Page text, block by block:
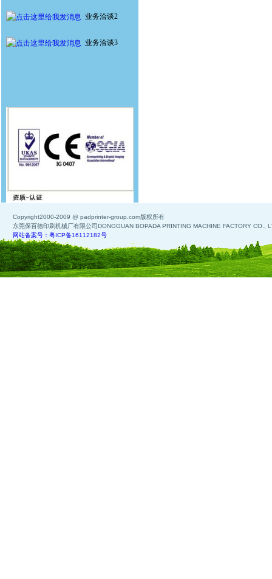
业务洽谈2
业务洽谈3
Copyright2000-2009 @ padprinter-group.com版权所有
东莞保百德印刷机械厂有限公司DONGGUAN BOPADA PRINTING MACHINE FACTORY CO.,
网站备案号：粤ICP备16112182号